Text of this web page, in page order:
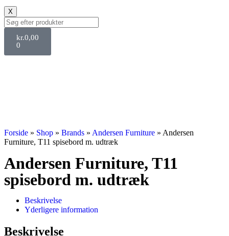
X
kr.0,00
0
Forside » Shop » Brands » Andersen Furniture » Andersen
Furniture, T11 spisebord m. udtræk
Andersen Furniture, T11
spisebord m. udtræk
Beskrivelse
Yderligere information
Beskrivelse